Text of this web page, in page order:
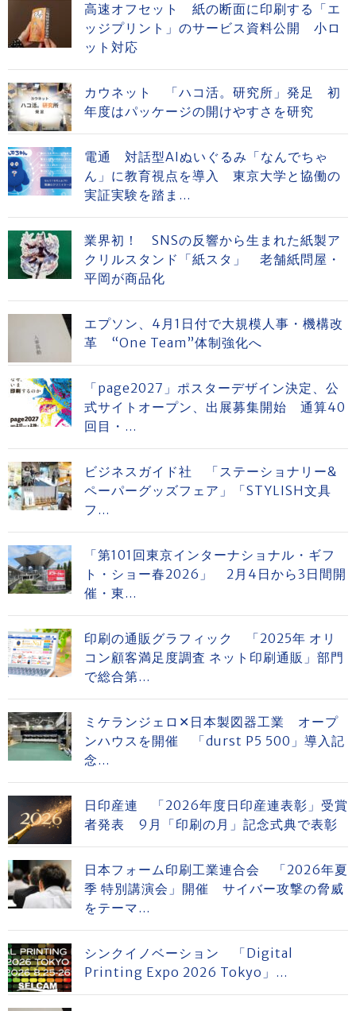
高速オフセット 紙の断面に印刷する「エ
ッジプリント」のサービス資料公開 小ロ
ット対応
カウネット 「ハコ活。研究所」発足 初
年度はパッケージの開けやすさを研究
電通 対話型AIぬいぐるみ「なんでちゃ
ん」に教育視点を導入 東京大学と協働の
実証実験を踏ま...
業界初！ SNSの反響から生まれた紙製ア
クリルスタンド「紙スタ」 老舗紙問屋・
平岡が商品化
エプソン、4月1日付で大規模人事・機構改
革 “One Team”体制強化へ
「page2027」ポスターデザイン決定、公
式サイトオープン、出展募集開始 通算40
回目・...
ビジネスガイド社 「ステーショナリー&
ペーパーグッズフェア」「STYLISH文具
フ...
「第101回東京インターナショナル・ギフ
ト・ショー春2026」 2月4日から3日間開
催・東...
印刷の通販グラフィック 「2025年 オリ
コン顧客満足度調査 ネット印刷通販」部門
で総合第...
ミケランジェロ✕日本製図器工業 オープ
ンハウスを開催 「durst P5 500」導入記
念...
日印産連 「2026年度日印産連表彰」受賞
者発表 9月「印刷の月」記念式典で表彰
日本フォーム印刷工業連合会 「2026年夏
季 特別講演会」開催 サイバー攻撃の脅威
をテーマ...
シンクイノベーション 「Digital
Printing Expo 2026 Tokyo」...